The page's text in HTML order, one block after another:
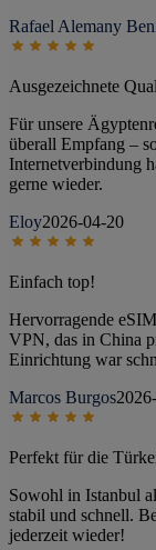
Rafael Alemany
Ausgezeichnete
Für unsere
überall Empfang –
Internetverbindung
gerne wieder.
Eloy2026-04-20
Einfach top!
Hervorragende
VPN, das in China
Einrichtung war
Marcos Burgos
Perfekt für die
Sowohl in Istanbul
stabil und schnell.
jederzeit wieder!